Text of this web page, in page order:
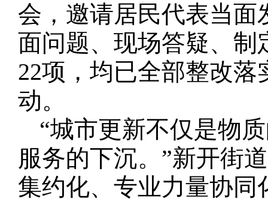
会，邀请居民代表当
面问题、现场答疑、制
22项，均已全部整改
动。
“城市更新不仅是物
服务的下沉。”新开街
集约化、专业力量协同